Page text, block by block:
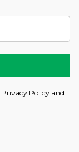
Privacy Policy and